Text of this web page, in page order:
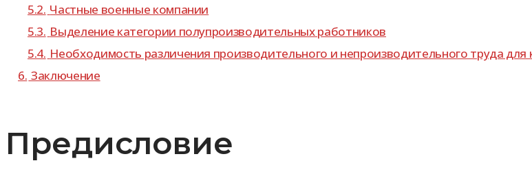
5.2. Частные воен­ные компании
5.3. Выделение кате­го­рии полу­про­из­во­ди­тель­ных работников
5.4. Необходимость раз­ли­че­ния про­из­во­ди­тель­ного и непро­из­во­ди­тель­ного труда для
6. Заключение
Предисловие